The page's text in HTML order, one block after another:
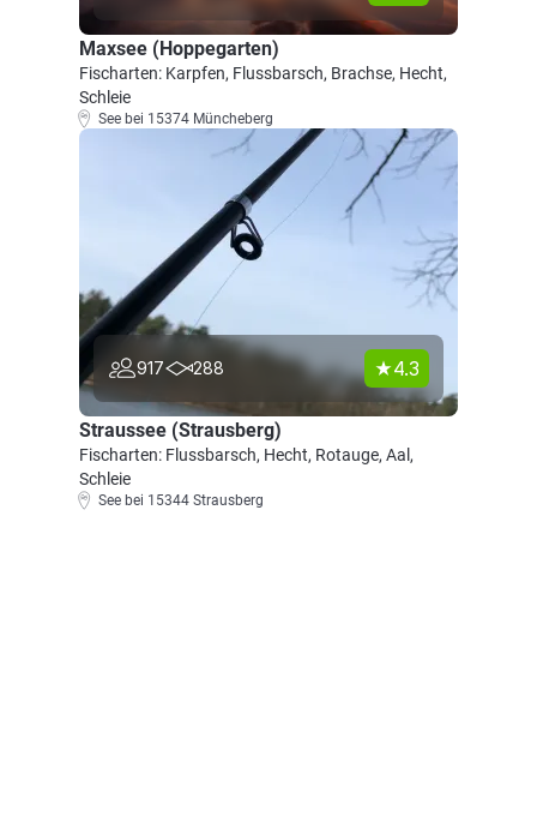
Maxsee (Hoppegarten)
Fischarten: Karpfen, Flussbarsch, Brachse, Hecht,
Schleie
See bei 15374 Müncheberg
917 288 4.3
Straussee (Strausberg)
Fischarten: Flussbarsch, Hecht, Rotauge, Aal,
Schleie
See bei 15344 Strausberg